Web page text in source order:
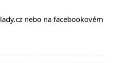
nebo na facebookovém